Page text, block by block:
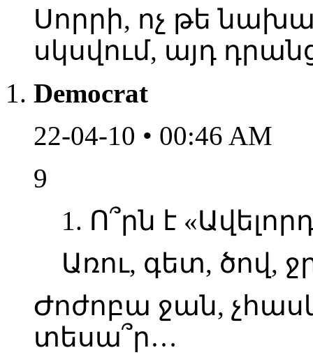
Սորրի, ոչ թե
սկսվում, այդ
Democrat
22-04-10 • 00:46 AM
9
1. Ո՞րն է
Առու, գետ, ծով,
Ժոժոբա ջան,
տեսա՞ր…